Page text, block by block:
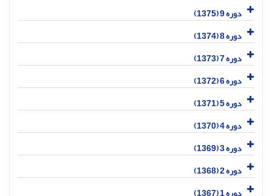
دوره 9 (1375)
دوره 8 (1374)
دوره 7 (1373)
دوره 6 (1372)
دوره 5 (1371)
دوره 4 (1370)
دوره 3 (1369)
دوره 2 (1368)